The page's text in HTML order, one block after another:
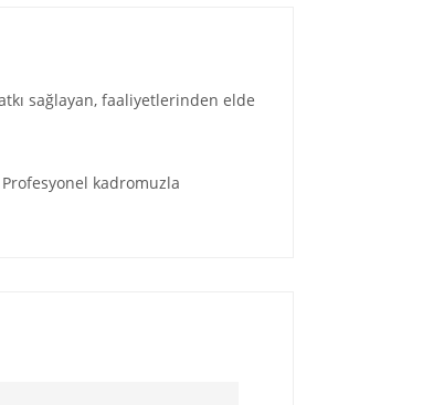
sağlayan, faaliyetlerinden elde
kadromuzla